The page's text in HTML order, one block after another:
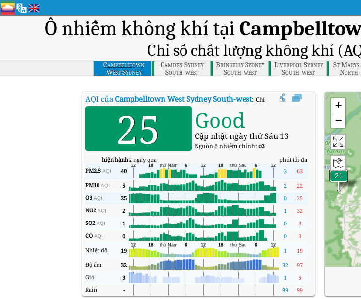
Ô nhiễm không khí tại
Chỉ số chất lượng không khí
Campbelltown
West Sydney
South-west
Camden Sydney
South-west
Bringelly Sydney
South-west
Liverpool Sydney
South-west
St Marys
North-
AQI của Campbelltown West Sydney South-west: Chỉ số chất lượng không khí (AQI)
25 Good
Cập nhật ngày thứ Sáu 13
Nguồn ô nhiễm chính:o3
hiện hành2 ngày qua phúttối đa
PM2.5 AQI 40 3
63
PM10 AQI 5 2
22
O3 AQI 25 0
25
NO2 AQI 2 1
32
SO2 AQI 1 0
3
CO AQI 0 0
3
Nhiệt độ.
19 1
19
Độ ẩm
32 32
97
Gió
3 1
5
Rain
- 99 99
+
−